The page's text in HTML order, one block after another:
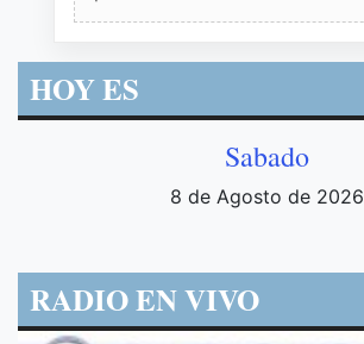
HOY ES
Sabado
8 de Agosto de 2026
RADIO EN VIVO